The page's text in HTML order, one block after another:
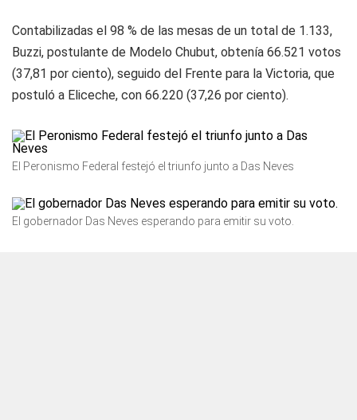
Contabilizadas el 98 % de las mesas de un total de 1.133,
Buzzi, postulante de Modelo Chubut, obtenía 66.521 votos
(37,81 por ciento), seguido del Frente para la Victoria, que
postuló a Eliceche, con 66.220 (37,26 por ciento).
El Peronismo Federal festejó el triunfo junto a Das Neves
El gobernador Das Neves esperando para emitir su voto.